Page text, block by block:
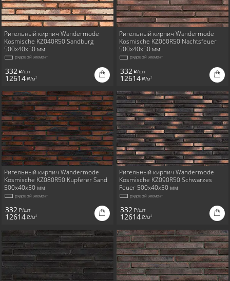
Ригельный кирпич Wandermode
Kosmische KZ040R50 Sandburg
500x40x50 мм
рядовой элемент
332 i/шт
12614 i/м2
Ригельный кирпич Wandermode
Kosmische KZ060R50 Nachtsfeuer
500x40x50 мм
рядовой элемент
332 i/шт
12614 i/м2
Ригельный кирпич Wandermode
Kosmische KZ080R50 Kupferer Sand
500x40x50 мм
рядовой элемент
332 i/шт
12614 i/м2
Ригельный кирпич Wandermode
Kosmische KZ090R50 Schwarzes
Feuer 500x40x50 мм
рядовой элемент
332 i/шт
12614 i/м2